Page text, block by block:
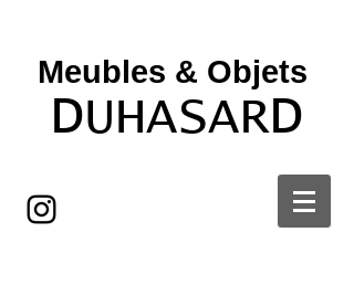
Meubles & Objets ​
DUHASARD